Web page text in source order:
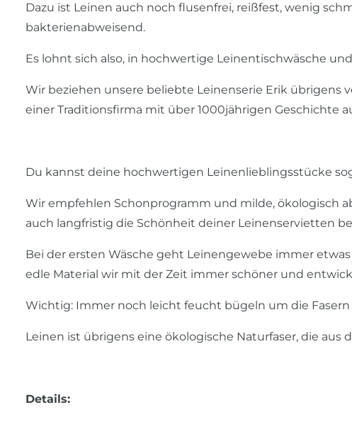
Dazu ist Leinen auch noch flusenfrei, reißfest, wenig
bakterienabweisend.
Es lohnt sich also, in hochwertige Leinentischwäsche
Wir beziehen unsere beliebte Leinenserie Erik übrigens
einer Traditionsfirma mit über 1000jährigen Geschichte
Du kannst deine hochwertigen Leinenlieblingsstücke
Wir empfehlen Schonprogramm und milde, ökologisch
auch langfristig die Schönheit deiner Leinenservietten
Bei der ersten Wäsche geht Leinengewebe immer
edle Material wir mit der Zeit immer schöner und
Wichtig: Immer noch leicht feucht bügeln um die
Leinen ist übrigens eine ökologische Naturfaser, die
Details: